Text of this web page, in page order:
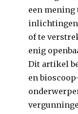
een mening
inlichtingen
of te
enig
Dit artikel
en